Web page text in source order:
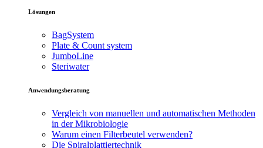
Lösungen
BagSystem
Plate & Count system
JumboLine
Steriwater
Anwendungsberatung
Vergleich von manuellen und automatischen Methoden
in der Mikrobiologie
Warum einen Filterbeutel verwenden?
Die Spiralplattier­technik